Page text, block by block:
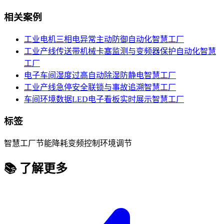
相关案例
工业电机三相电异常主动防御自动化智慧工厂
工业产线传送带机械卡塞监测与变频器保护自动化智慧
工厂
电子车间湿度过高自动除湿防静电智慧工厂
工业产线急停安全联锁与事故追溯智慧工厂
车间环境数据LED电子看板实时展示智慧工厂
标签
智慧工厂节能降耗变频控制 环境调节
📚 了解更多